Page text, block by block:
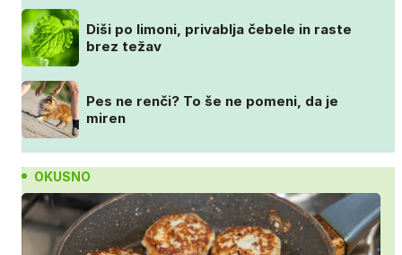
Diši po limoni, privablja čebele in raste
brez težav
Pes ne renči? To še ne pomeni, da je
miren
OKUSNO